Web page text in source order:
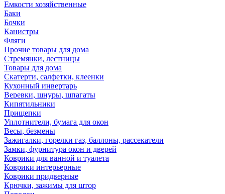
Емкости хозяйственные
Баки
Бочки
Канистры
Фляги
Прочие товары для дома
Стремянки, лестницы
Товары для дома
Скатерти, салфетки, клеенки
Кухонный инвертарь
Веревки, шнуры, шпагаты
Кипятильники
Прищепки
Уплотнители, бумага для окон
Весы, безмены
Зажигалки, горелки газ, баллоны, рассекатели
Замки, фурнитура окон и дверей
Коврики для ванной и туалета
Коврики интерьерные
Коврики придверные
Крючки, зажимы для штор